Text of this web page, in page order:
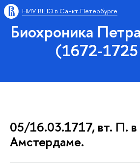
НИУ ВШЭ в Санкт-Петербурге
Биохроника
(1672-1725
05/16.03.1717, вт. П. в
Амстердаме.